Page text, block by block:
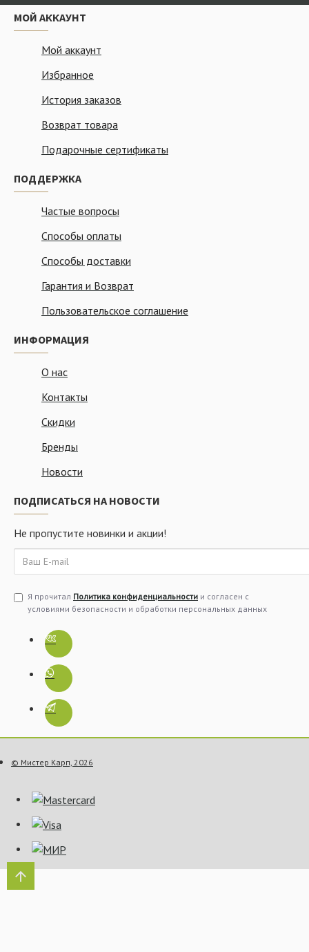
МОЙ АККАУНТ
Мой аккаунт
Избранное
История заказов
Возврат товара
Подарочные сертификаты
ПОДДЕРЖКА
Частые вопросы
Способы оплаты
Способы доставки
Гарантия и Возврат
Пользовательское соглашение
ИНФОРМАЦИЯ
О нас
Контакты
Скидки
Бренды
Новости
ПОДПИСАТЬСЯ НА НОВОСТИ
Не пропустите новинки и акции!
Я прочитал Политика конфиденциальности и согласен с
условиями безопасности и обработки персональных данных
© Мистер Карп, 2026